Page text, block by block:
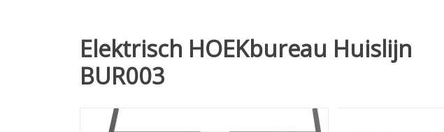
Elektrisch HOEKbureau Huislijn
BUR003